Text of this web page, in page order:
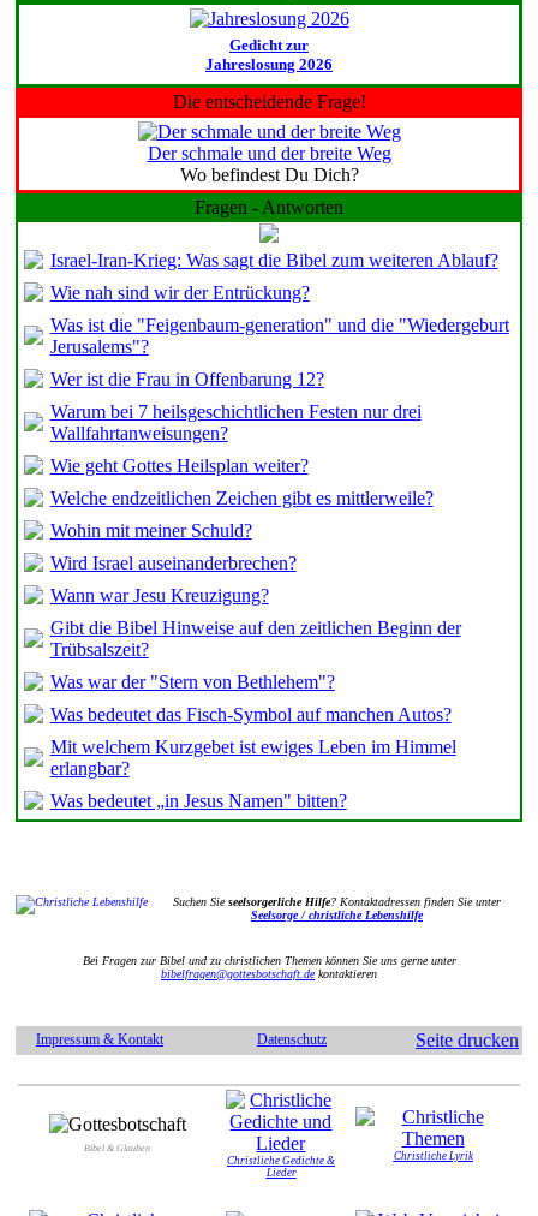
Gedicht zur
Jahreslosung 2026
Die entscheidende Frage!
Der schmale und der breite Weg
Wo befindest Du Dich?
Fragen - Antworten
Israel-Iran-Krieg: Was sagt die Bibel zum weiteren Ablauf?
Wie nah sind wir der Entrückung?
Was ist die "Feigenbaum-generation" und die "Wiedergeburt
Jerusalems"?
Wer ist die Frau in Offenbarung 12?
Warum bei 7 heilsgeschichtlichen Festen nur drei
Wallfahrtanweisungen?
Wie geht Gottes Heilsplan weiter?
Welche endzeitlichen Zeichen gibt es mittlerweile?
Wohin mit meiner Schuld?
Wird Israel auseinanderbrechen?
Wann war Jesu Kreuzigung?
Gibt die Bibel Hinweise auf den zeitlichen Beginn der
Trübsalszeit?
Was war der "Stern von Bethlehem"?
Was bedeutet das Fisch-Symbol auf manchen Autos?
Mit welchem Kurzgebet ist ewiges Leben im Himmel
erlangbar?
Was bedeutet „in Jesus Namen" bitten?
Suchen Sieseelsorgerliche Hilfe? Kontaktadressen finden Sie unter
Seelsorge / christliche Lebenshilfe
Bei Fragen zur Bibel und zu christlichen Themen können Sie uns gerne unter
bibelfragen@gottesbotschaft.dekontaktieren
Impressum & Kontakt Datenschutz Seite drucken
Bibel & Glauben
Christliche Gedichte &
Lieder
Christliche Lyrik